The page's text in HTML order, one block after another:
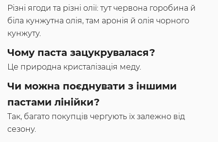
Різні ягоди та різні олії: тут червона горобина й
біла кунжутна олія, там аронія й олія чорного
кунжуту.
Чому паста зацукрувалася?
Це природна кристалізація меду.
Чи можна поєднувати з іншими
пастами лінійки?
Так, багато покупців чергують їх залежно від
сезону.